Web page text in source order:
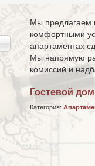
Мы предлагаем
комфортными
апартаментах
Мы напрямую
комиссий и
Гостевой
Категория: